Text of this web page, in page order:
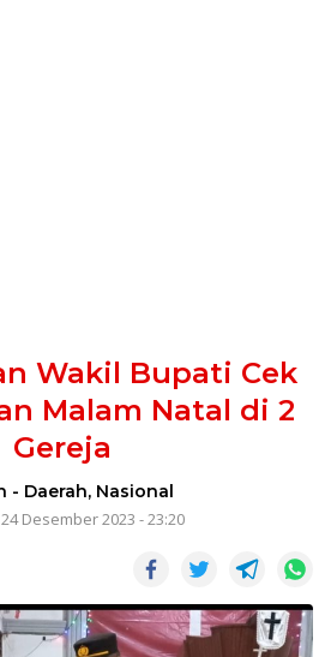
Wakil Bupati Cek
Malam Natal di 2
Gereja
- Daerah, Nasional
Desember 2023 - 23:20